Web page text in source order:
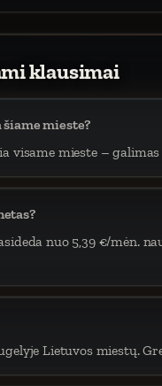
klausimai
mieste?
visame mieste –
nuo 5,39 €/mėn.
Lietuvos miestų.